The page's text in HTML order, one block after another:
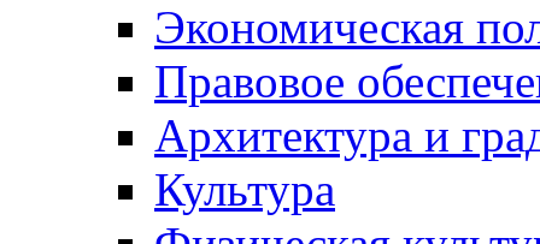
Экономическая
Правовое
Архитектура и
Культура